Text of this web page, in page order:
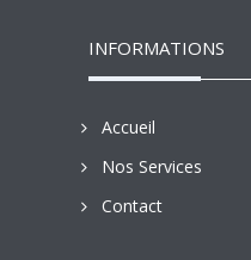
INFORMATIONS
Accueil
Nos Services
Contact